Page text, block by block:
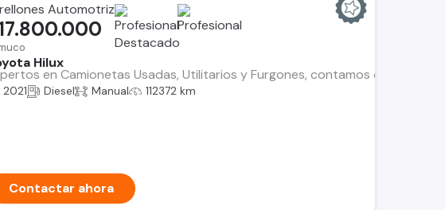
Automotriz
Hilux
en Camionetas Usadas, Utilitarios y Furgones, contamos con el
2021 Diesel Manual 112372 km
Contactar ahora